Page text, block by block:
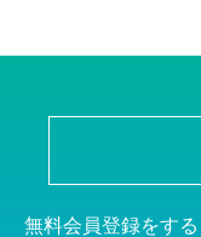
無料会員登録をす